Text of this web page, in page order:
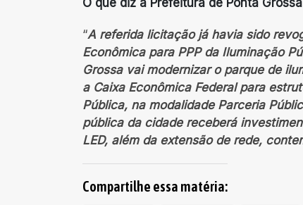
O que diz a Prefeitura de Ponta
“A referida licitação já havia sido
Econômica para PPP da Iluminação
Grossa vai modernizar o parque de
a Caixa Econômica Federal para
Pública, na modalidade Parceria
pública da cidade receberá
LED, além da extensão de rede,
Compartilhe essa matéria: